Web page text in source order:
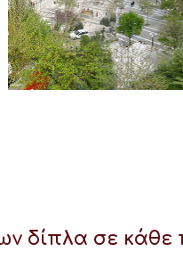
δίπλα σε κάθε